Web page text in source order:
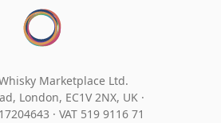
Marketplace Ltd.
London, EC1V 2NX, UK ·
· VAT 519 9116 71